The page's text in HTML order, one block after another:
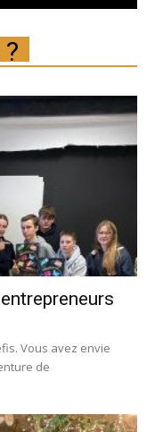
Vous avez envie
de